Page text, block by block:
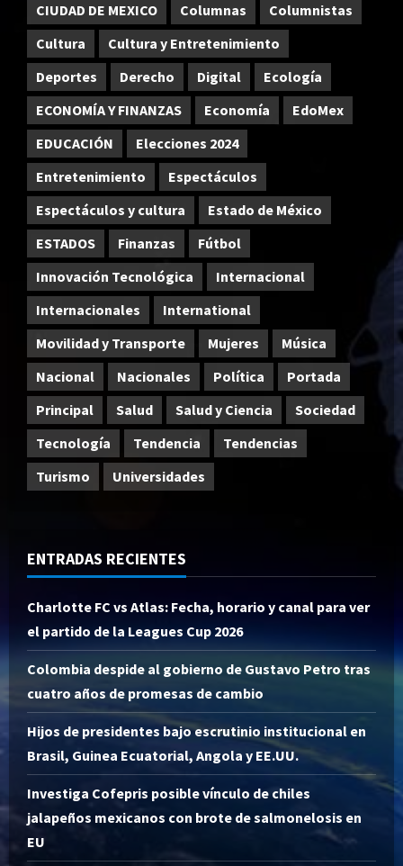
CIUDAD DE MEXICO
Columnas
Columnistas
Cultura
Cultura y Entretenimiento
Deportes
Derecho Digital
Ecología
ECONOMÍA Y FINANZAS
Economía
EdoMex
EDUCACIÓN
Elecciones 2024
Entretenimiento
Espectáculos
Espectáculos y cultura
Estado de México
ESTADOS
Finanzas
Fútbol
Innovación Tecnológica
Internacional
Internacionales
International
Movilidad y Transporte
Mujeres
Música
Nacional
Nacionales Política
Portada
Principal
Salud Salud y Ciencia
Sociedad
Tecnología
Tendencia
Tendencias
Turismo
Universidades
ENTRADAS RECIENTES
Charlotte FC vs Atlas: Fecha, horario y canal para ver
el partido de la Leagues Cup 2026
Colombia despide al gobierno de Gustavo Petro tras
cuatro años de promesas de cambio
Hijos de presidentes bajo escrutinio institucional en
Brasil, Guinea Ecuatorial, Angola y EE.UU.
Investiga Cofepris posible vínculo de chiles
jalapeños mexicanos con brote de salmonelosis en
EU